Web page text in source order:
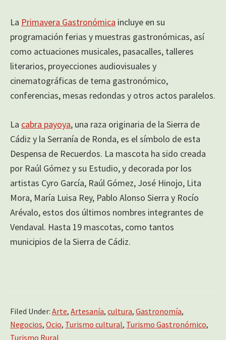
La Primavera Gastronómica incluye en su
programación ferias y muestras gastronómicas, así
como actuaciones musicales, pasacalles, talleres
literarios, proyecciones audiovisuales y
cinematográficas de tema gastronómico,
conferencias, mesas redondas y otros actos paralelos.
La cabra payoya, una raza originaria de la Sierra de
Cádiz y la Serranía de Ronda, es el símbolo de esta
Despensa de Recuerdos. La mascota ha sido creada
por Raúl Gómez y su Estudio, y decorada por los
artistas Cyro García, Raúl Gómez, José Hinojo, Lita
Mora, María Luisa Rey, Pablo Alonso Sierra y Rocío
Arévalo, estos dos últimos nombres integrantes de
Vendaval. Hasta 19 mascotas, como tantos
municipios de la Sierra de Cádiz.
Filed Under: Arte, Artesanía, cultura, Gastronomía,
Negocios, Ocio, Turismo cultural, Turismo Gastronómico,
Turismo Rural